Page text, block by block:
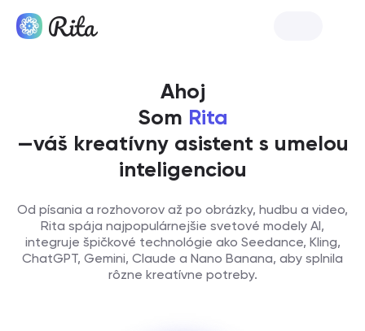
Ahoj
Som Rita
—váš kreatívny asistent s umelou
inteligenciou
Od písania a rozhovorov až po obrázky, hudbu a video,
Rita spája najpopulárnejšie svetové modely AI,
integruje špičkové technológie ako Seedance, Kling,
ChatGPT, Gemini, Claude a Nano Banana, aby splnila
rôzne kreatívne potreby.